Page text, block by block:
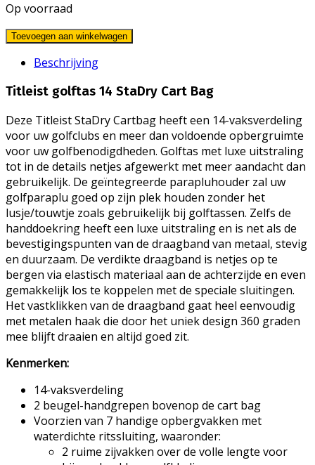
Op voorraad
Toevoegen aan winkelwagen
Beschrijving
Titleist golftas 14 StaDry Cart Bag
Deze Titleist StaDry Cartbag heeft een 14-vaksverdeling
voor uw golfclubs en meer dan voldoende opbergruimte
voor uw golfbenodigdheden. Golftas met luxe uitstraling
tot in de details netjes afgewerkt met meer aandacht dan
gebruikelijk. De geïntegreerde parapluhouder zal uw
golfparaplu goed op zijn plek houden zonder het
lusje/touwtje zoals gebruikelijk bij golftassen. Zelfs de
handdoekring heeft een luxe uitstraling en is net als de
bevestigingspunten van de draagband van metaal, stevig
en duurzaam. De verdikte draagband is netjes op te
bergen via elastisch materiaal aan de achterzijde en even
gemakkelijk los te koppelen met de speciale sluitingen.
Het vastklikken van de draagband gaat heel eenvoudig
met metalen haak die door het uniek design 360 graden
mee blijft draaien en altijd goed zit.
Kenmerken:
14-vaksverdeling
2 beugel-handgrepen bovenop de cart bag
Voorzien van 7 handige opbergvakken met
waterdichte ritssluiting, waaronder:
2 ruime zijvakken over de volle lengte voor